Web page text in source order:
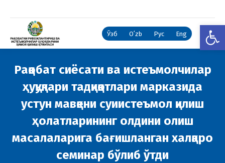
Ўзб Oʻzb Рус Eng
Рақобат сиёсати ва истеъмолчилар
ҳуқуқлари тадқиқотлари марказида
устун мавқени суиистеъмол қилиш
ҳолатларининг олдини олиш
масалаларига бағишланган халқаро
семинар бўлиб ўтди